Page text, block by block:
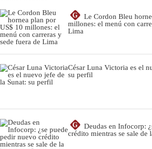
G
Le Cordon Bleu
millones: el menú con
Lima
César Luna Victoria es el
su perfil
G
Deudas en Infocorp:
crédito mientras se sale de